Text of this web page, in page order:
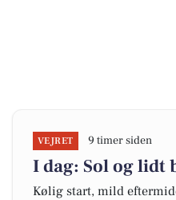
VEJRET 9 timer siden
I dag: Sol og lidt
Kølig start, mild